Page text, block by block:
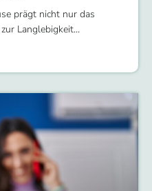
prägt nicht nur das
Langlebigkeit